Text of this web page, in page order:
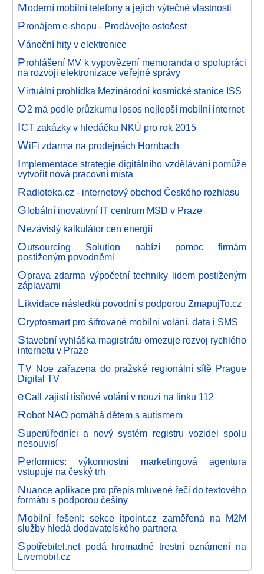
Moderní mobilní telefony a jejich výtečné vlastnosti
Pronájem e-shopu - Prodávejte ostošest
Vánoční hity v elektronice
Prohlášení MV k vypovězení memoranda o spolupráci
na rozvoji elektronizace veřejné správy
Virtuální prohlídka Mezinárodní kosmické stanice ISS
O2 má podle průzkumu Ipsos nejlepší mobilní internet
ICT zakázky v hledáčku NKÚ pro rok 2015
WiFi zdarma na prodejnách Hornbach
Implementace strategie digitálního vzdělávání pomůže
vytvořit nová pracovní místa
Radioteka.cz - internetový obchod Českého rozhlasu
Globální inovativní IT centrum MSD v Praze
Nezávislý kalkulátor cen energií
Outsourcing Solution nabízí pomoc firmám
postiženým povodněmi
Oprava zdarma výpočetní techniky lidem postiženým
záplavami
Likvidace následků povodní s podporou ZmapujTo.cz
Cryptosmart pro šifrované mobilní volání, data i SMS
Stavební vyhláška magistrátu omezuje rozvoj rychlého
internetu v Praze
TV Noe zařazena do pražské regionální sítě Prague
Digital TV
eCall zajistí tísňové volání v nouzi na linku 112
Robot NAO pomáhá dětem s autismem
Superúředníci a nový systém registru vozidel spolu
nesouvisí
Performics: výkonnostní marketingová agentura
vstupuje na český trh
Nuance aplikace pro přepis mluvené řeči do textového
formátu s podporou češiny
Mobilní řešení: sekce itpoint.cz zaměřená na M2M
služby hledá dodavatelského partnera
Spotřebitel.net podá hromadné trestní oznámení na
Livemobil.cz